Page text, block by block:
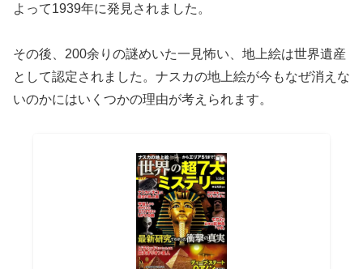
よって1939年に発見されました。
その後、200余りの謎めいた一見怖い、地上絵は世界遺産
として認定されました。ナスカの地上絵が今もなぜ消えな
いのかにはいくつかの理由が考えられます。